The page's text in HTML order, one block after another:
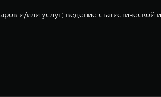
и/или услуг; ведение статистической и